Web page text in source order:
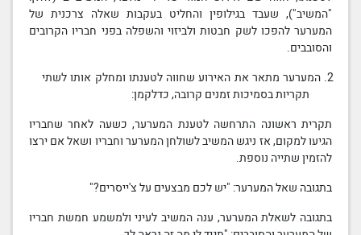
"המשיב"), שעבד בגילופין והחליט בעקבות שאלה צרכנית של
המערער להפכו לשק חבטות ולביזוי והשפלה בפני חבריו הקרובים
והסובבים.
2. המערער מתאר את האירוע שחווה לטענתו ומחלק אותו לשתי
תקריות בסמיכות זמנים קרובה, כדלקמן:
תקרית ראשונה התרחשה לטענת המערער, כשעה לאחר שחבריו
הגיעו למקום, אז ניגש המשיבלשולחן המערער וחבריו ושאל אם ירצו
להזמין שתייה נוספת.
בתגובה שאל המערער: "יש לכם מבצעים על צ'ייסרים?"
בתגובה לשאלת המערער, ענה המשיב לעיני ולמשמע חמשת חבריו